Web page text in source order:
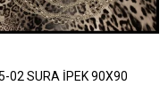
02 SURA İPEK 90X90